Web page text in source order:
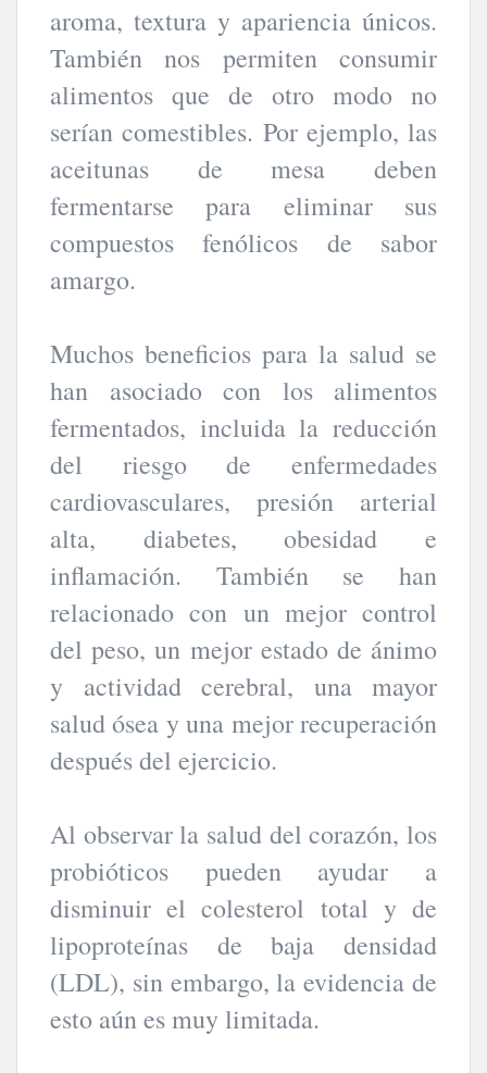
aroma, textura y apariencia únicos.
También nos permiten consumir
alimentos que de otro modo no
serían comestibles. Por ejemplo, las
aceitunas de mesa deben
fermentarse para eliminar sus
compuestos fenólicos de sabor
amargo.
Muchos beneficios para la salud se
han asociado con los alimentos
fermentados, incluida la reducción
del riesgo de enfermedades
cardiovasculares, presión arterial
alta, diabetes, obesidad e
inflamación. También se han
relacionado con un mejor control
del peso, un mejor estado de ánimo
y actividad cerebral, una mayor
salud ósea y una mejor recuperación
después del ejercicio.
Al observar la salud del corazón, los
probióticos pueden ayudar a
disminuir el colesterol total y de
lipoproteínas de baja densidad
(LDL), sin embargo, la evidencia de
esto aún es muy limitada.